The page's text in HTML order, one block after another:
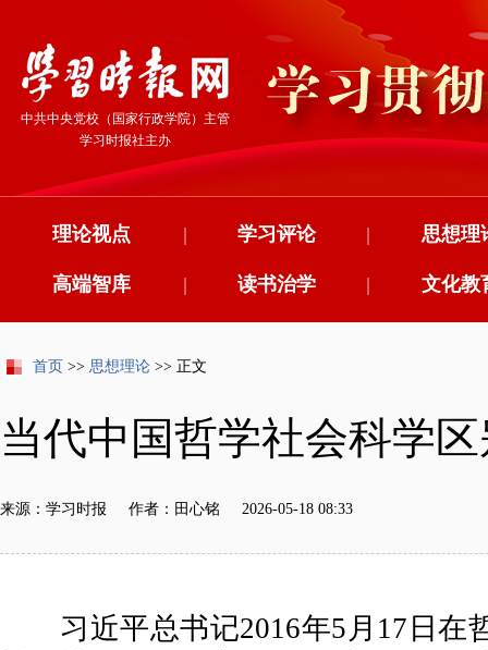
中共中央党校（国家行政学院）主管
学习时报社主办
理论视点 学习评论
| 思想理
|
高端智库 读书治学
| 文化教
|
首页 >> 思想理论 >> 正文
当代中国哲学社会科学
来源：学习时报 作者：田心铭 2026-05-18 08:33
习近平总书记2016年5月17日在